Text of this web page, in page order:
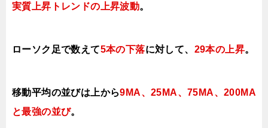
実質上昇トレンドの上昇波動。
ローソク足で数えて5本の下落に対して、 29本の上昇。
移動平均の並びは上から9MA、25MA、75MA、200MA
と最強の並び。